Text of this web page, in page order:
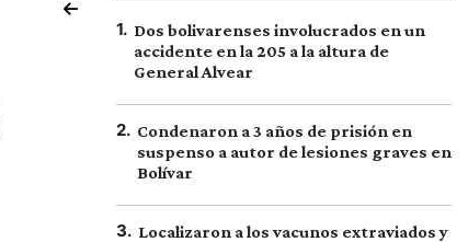
1. Dos bolivarenses involucrados en un
accidente en la 205 a la altura de
General Alvear
2. Condenaron a 3 años de prisión en
suspenso a autor de lesiones graves en
Bolívar
3. Localizaron a los vacunos extraviados y